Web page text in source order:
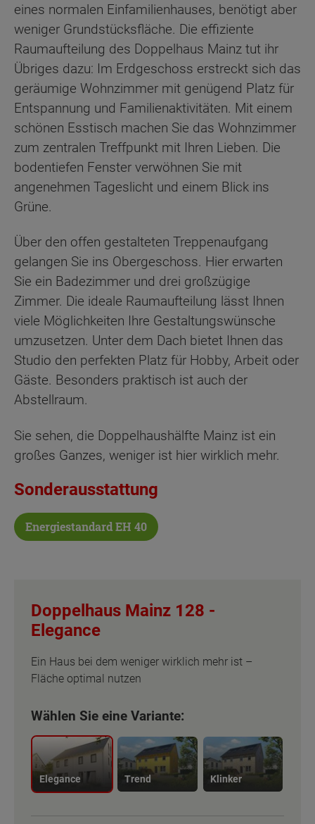
eines normalen Einfamilienhauses, benötigt aber
weniger Grundstücksfläche. Die effiziente
Raumaufteilung des Doppelhaus Mainz tut ihr
Übriges dazu: Im Erdgeschoss erstreckt sich das
geräumige Wohnzimmer mit genügend Platz für
Entspannung und Familienaktivitäten. Mit einem
schönen Esstisch machen Sie das Wohnzimmer
zum zentralen Treffpunkt mit Ihren Lieben. Die
bodentiefen Fenster verwöhnen Sie mit
angenehmen Tageslicht und einem Blick ins
Grüne.
Über den offen gestalteten Treppenaufgang
gelangen Sie ins Obergeschoss. Hier erwarten
Sie ein Badezimmer und drei großzügige
Zimmer. Die ideale Raumaufteilung lässt Ihnen
viele Möglichkeiten Ihre Gestaltungswünsche
umzusetzen. Unter dem Dach bietet Ihnen das
Studio den perfekten Platz für Hobby, Arbeit oder
Gäste. Besonders praktisch ist auch der
Abstellraum.
Sie sehen, die Doppelhaushälfte Mainz ist ein
großes Ganzes, weniger ist hier wirklich mehr.
Sonderausstattung
Energiestandard EH 40
Doppelhaus Mainz 128 -
Elegance
Ein Haus bei dem weniger wirklich mehr ist –
Fläche optimal nutzen
Wählen Sie eine Variante:
Elegance Trend Klinker